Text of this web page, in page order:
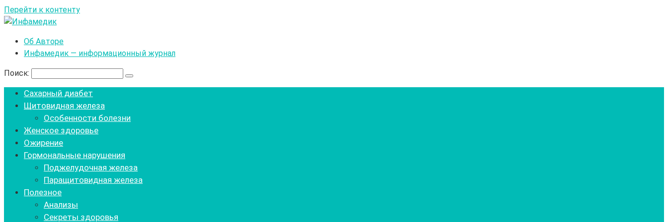
Перейти к контенту
Об Авторе
Инфамедик — информационный журнал
Поиск:
Сахарный диабет
Щитовидная железа
Особенности болезни
Женское здоровье
Ожирение
Гормональные нарушения
Поджелудочная железа
Паращитовидная железа
Полезное
Анализы
Секреты здоровья